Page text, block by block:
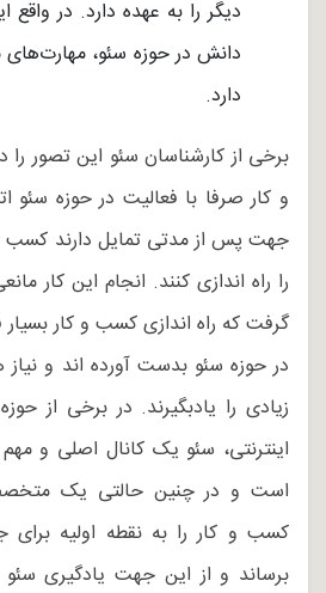
دیگر را به عهده دارد. در واقع
دانش در حوزه سئو، مهارت‌های
دارد.
برخی از کارشناسان سئو این تصور
و کار صرفا با فعالیت در حوزه سئو
جهت پس از مدتی تمایل دارند
را راه اندازی کنند. انجام این کار
گرفت که راه اندازی کسب و کار
در حوزه سئو بدست آورده اند و
زیادی را یادبگیرند. در برخی از
اینترنتی، سئو یک کانال اصلی و
است و در چنین حالتی یک
کسب و کار را به نقطه اولیه
برساند و از این جهت یادگیری